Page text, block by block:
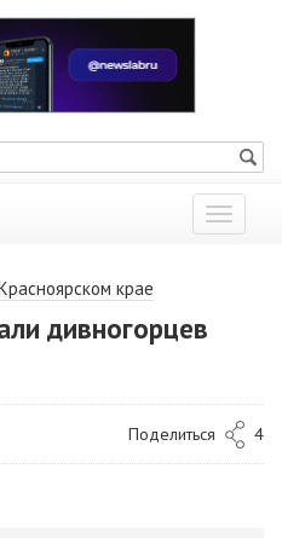
Показать
меню
крае
дивногорцев
Поделиться 4